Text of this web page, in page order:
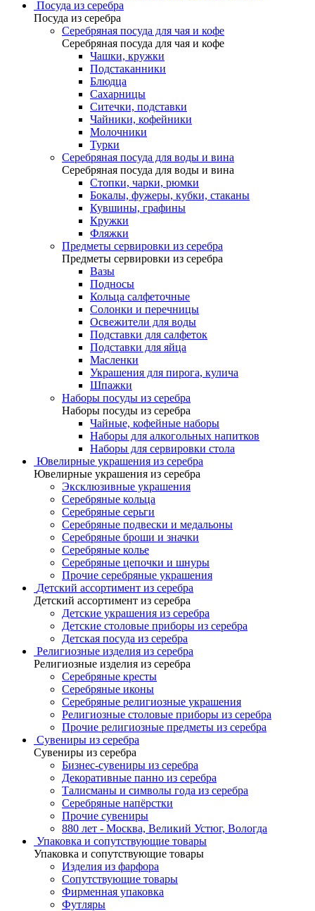
Посуда из серебра
Посуда из серебра
Серебряная посуда для чая и кофе
Серебряная посуда для чая и кофе
Чашки, кружки
Подстаканники
Блюдца
Сахарницы
Ситечки, подставки
Чайники, кофейники
Молочники
Турки
Серебряная посуда для воды и вина
Серебряная посуда для воды и вина
Стопки, чарки, рюмки
Бокалы, фужеры, кубки, стаканы
Кувшины, графины
Кружки
Фляжки
Предметы сервировки из серебра
Предметы сервировки из серебра
Вазы
Подносы
Кольца салфеточные
Солонки и перечницы
Освежители для воды
Подставки для салфеток
Подставки для яйца
Масленки
Украшения для пирога, кулича
Шпажки
Наборы посуды из серебра
Наборы посуды из серебра
Чайные, кофейные наборы
Наборы для алкогольных напитков
Наборы для сервировки стола
Ювелирные украшения из серебра
Ювелирные украшения из серебра
Эксклюзивные украшения
Серебряные кольца
Серебряные серьги
Серебряные подвески и медальоны
Серебряные броши и значки
Серебряные колье
Серебряные цепочки и шнуры
Прочие серебряные украшения
Детский ассортимент из серебра
Детский ассортимент из серебра
Детские украшения из серебра
Детские столовые приборы из серебра
Детская посуда из серебра
Религиозные изделия из серебра
Религиозные изделия из серебра
Серебряные кресты
Серебряные иконы
Серебряные религиозные украшения
Религиозные столовые приборы из серебра
Прочие религиозные предметы из серебра
Сувениры из серебра
Сувениры из серебра
Бизнес-сувениры из серебра
Декоративные панно из серебра
Талисманы и символы года из серебра
Серебряные напёрстки
Прочие сувениры
880 лет - Москва, Великий Устюг, Вологда
Упаковка и сопутствующие товары
Упаковка и сопутствующие товары
Изделия из фарфора
Сопутствующие товары
Фирменная упаковка
Футляры